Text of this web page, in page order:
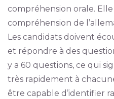
compréhension orale.
compréhension de
Les candidats doivent
et répondre à des
y a 60 questions, ce qui
très rapidement à
être capable d’identifier